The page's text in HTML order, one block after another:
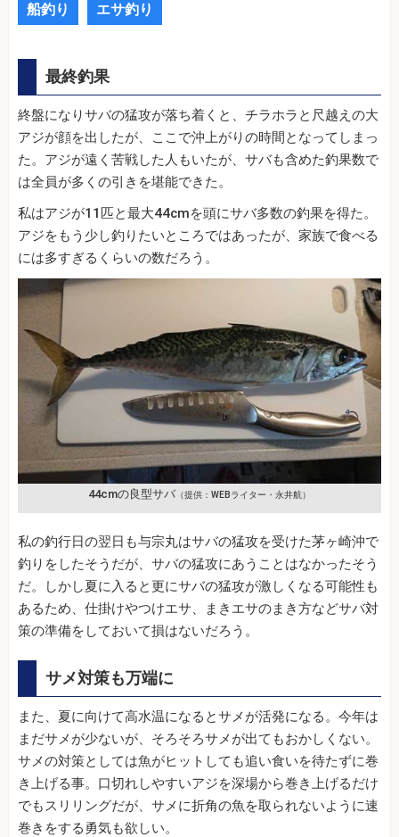
船釣り エサ釣り
最終釣果
終盤になりサバの猛攻が落ち着くと、チラホラと尺越えの大
アジが顔を出したが、ここで沖上がりの時間となってしまっ
た。アジが遠く苦戦した人もいたが、サバも含めた釣果数で
は全員が多くの引きを堪能できた。
私はアジが11匹と最大44cmを頭にサバ多数の釣果を得た。
アジをもう少し釣りたいところではあったが、家族で食べる
には多すぎるくらいの数だろう。
44cmの良型サバ （提供：WEBライター・永井航）
私の釣行日の翌日も与宗丸はサバの猛攻を受けた茅ヶ崎沖で
釣りをしたそうだが、サバの猛攻にあうことはなかったそう
だ。しかし夏に入ると更にサバの猛攻が激しくなる可能性も
あるため、仕掛けやつけエサ、まきエサのまき方などサバ対
策の準備をしておいて損はないだろう。
サメ対策も万端に
また、夏に向けて高水温になるとサメが活発になる。今年は
まだサメが少ないが、そろそろサメが出てもおかしくない。
サメの対策としては魚がヒットしても追い食いを待たずに巻
き上げる事。口切れしやすいアジを深場から巻き上げるだけ
でもスリリングだが、サメに折角の魚を取られないように速
巻きをする勇気も欲しい。